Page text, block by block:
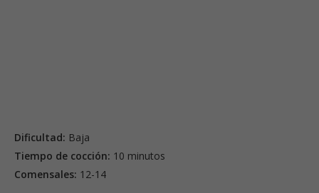
Dificultad: Baja
Tiempo de cocción: 10 minutos
Comensales: 12-14